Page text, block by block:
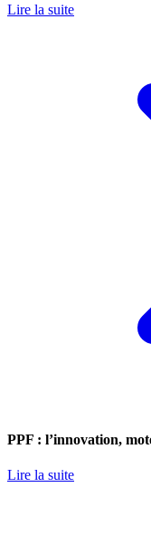
Lire la suite
PPF : l’innovation,
Lire la suite